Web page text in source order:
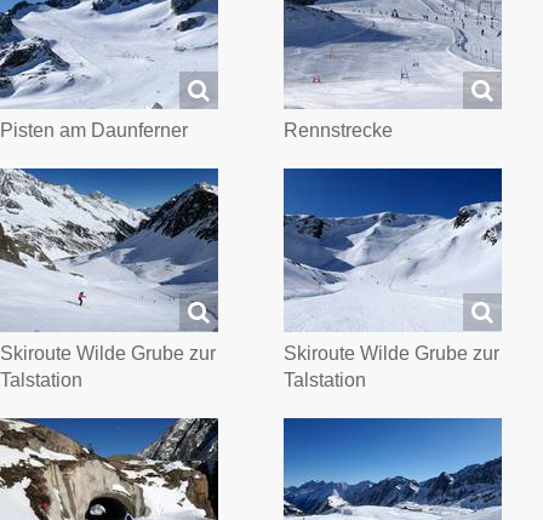
Pisten am Daunferner Rennstrecke
Skiroute Wilde Grube zur
Talstation
Skiroute Wilde Grube zur
Talstation